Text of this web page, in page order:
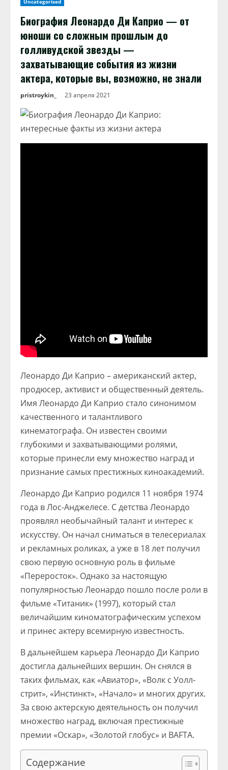
Uncategorised
Биография Леонардо Ди Каприо — от
юноши со сложным прошлым до
голливудской звезды —
захватывающие события из жизни
актера, которые вы, возможно, не знали
pristroykin_ 23 апреля 2021
Леонардо Ди Каприо – американский актер,
продюсер, активист и общественный деятель.
Имя Леонардо Ди Каприо стало синонимом
качественного и талантливого
кинематографа. Он известен своими
глубокими и захватывающими ролями,
которые принесли ему множество наград и
признание самых престижных киноакадемий.
Леонардо Ди Каприо родился 11 ноября 1974
года в Лос-Анджелесе. С детства Леонардо
проявлял необычайный талант и интерес к
искусству. Он начал сниматься в телесериалах
и рекламных роликах, а уже в 18 лет получил
свою первую основную роль в фильме
«Переросток». Однако за настоящую
популярностью Леонардо пошло после роли в
фильме «Титаник» (1997), который стал
величайшим киноматографическим успехом
и принес актеру всемирную известность.
В дальнейшем карьера Леонардо Ди Каприо
достигла дальнейших вершин. Он снялся в
таких фильмах, как «Авиатор», «Волк с Уолл-
стрит», «Инстинкт», «Начало» и многих других.
За свою актерскую деятельность он получил
множество наград, включая престижные
премии «Оскар», «Золотой глобус» и BAFTA.
Содержание